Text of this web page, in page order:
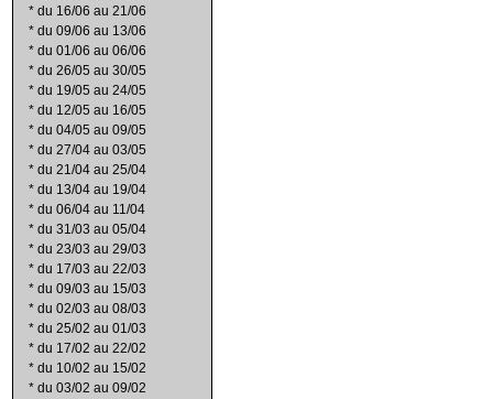
* du 16/06 au 21/06
* du 09/06 au 13/06
* du 01/06 au 06/06
* du 26/05 au 30/05
* du 19/05 au 24/05
* du 12/05 au 16/05
* du 04/05 au 09/05
* du 27/04 au 03/05
* du 21/04 au 25/04
* du 13/04 au 19/04
* du 06/04 au 11/04
* du 31/03 au 05/04
* du 23/03 au 29/03
* du 17/03 au 22/03
* du 09/03 au 15/03
* du 02/03 au 08/03
* du 25/02 au 01/03
* du 17/02 au 22/02
* du 10/02 au 15/02
* du 03/02 au 09/02